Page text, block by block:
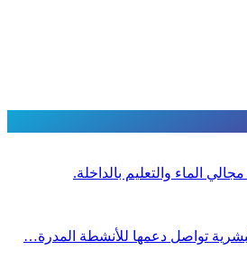
الماء والتعليم بالداخلة.
البشرية تواصل دعمها للأنشطة المدرة…